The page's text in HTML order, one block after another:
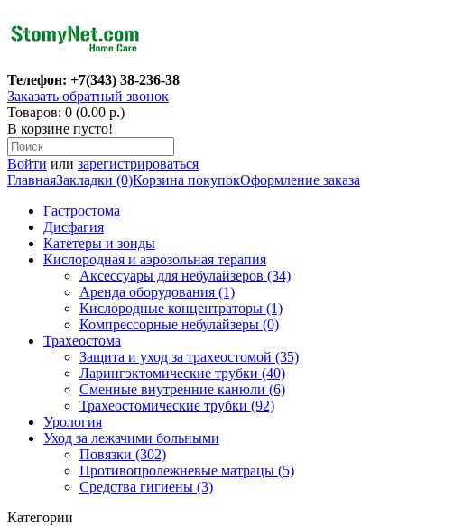
Телефон: +7(343) 38-236-38
Заказать обратный звонок
Товаров: 0 (0.00 р.)
В корзине пусто!
Войти или зарегистрироваться
ГлавнаяЗакладки (0)Корзина покупокОформление заказа
Гастростома
Дисфагия
Катетеры и зонды
Кислородная и аэрозольная терапия
Аксессуары для небулайзеров (34)
Аренда оборудования (1)
Кислородные концентраторы (1)
Компрессорные небулайзеры (0)
Трахеостома
Защита и уход за трахеостомой (35)
Ларингэктомические трубки (40)
Сменные внутренние канюли (6)
Трахеостомические трубки (92)
Урология
Уход за лежачими больными
Повязки (302)
Противопролежневые матрацы (5)
Средства гигиены (3)
Категории